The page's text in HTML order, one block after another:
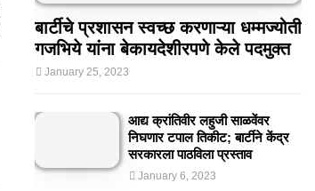
बार्टीचे प्रशासन स्वच्छ करणाऱ्या धम्मज्योती
गजभिये यांना बेकायदेशीरपणे केले पदमुक्त
January 25, 2023
आद्य क्रांतिवीर लहुजी साळवेंवर
निघणार टपाल तिकीट; बार्टीने केंद्र
सरकारला पाठविला प्रस्ताव
January 6, 2023